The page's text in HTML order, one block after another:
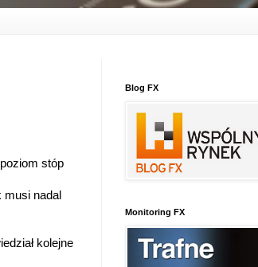
stóp
nadal
kolejne
Blog FX
Monitoring FX